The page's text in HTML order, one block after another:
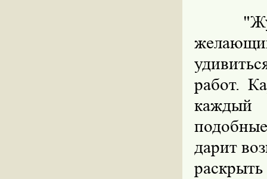
работ.
каждый
дарит
раскрыть